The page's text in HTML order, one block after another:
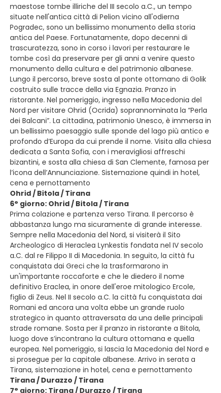
maestose tombe illiriche del III secolo a.C., un tempo
situate nell'antica città di Pelion vicino all'odierna
Pogradec, sono un bellissimo monumento della storia
antica del Paese. Fortunatamente, dopo decenni di
trascuratezza, sono in corso i lavori per restaurare le
tombe così da preservare per gli anni a venire questo
monumento della cultura e del patrimonio albanese.
Lungo il percorso, breve sosta al ponte ottomano di Golik
costruito sulle tracce della via Egnazia. Pranzo in
ristorante. Nel pomeriggio, ingresso nella Macedonia del
Nord per visitare Ohrid (Ocrida) soprannominata la “Perla
dei Balcani”. La cittadina, patrimonio Unesco, è immersa in
un bellissimo paesaggio sulle sponde del lago più antico e
profondo d’Europa da cui prende il nome. Visita alla chiesa
dedicata a Santa Sofia, con i meravigliosi affreschi
bizantini, e sosta alla chiesa di San Clemente, famosa per
l’icona dell’Annunciazione. Sistemazione quindi in hotel,
cena e pernottamento
Ohrid / Bitola / Tirana
6° giorno: Ohrid / Bitola / Tirana
Prima colazione e partenza verso Tirana. Il percorso è
abbastanza lungo ma sicuramente di grande interesse.
Sempre nella Macedonia del Nord, si visiterà il Sito
Archeologico di Heraclea Lynkestis fondata nel IV secolo
a.C. dal re Filippo II di Macedonia. In seguito, la città fu
conquistata dai Greci che la trasformarono in
un'importante roccaforte e che le diedero il nome
definitivo Eraclea, in onore dell'eroe mitologico Ercole,
figlio di Zeus. Nel II secolo a.C. la città fu conquistata dai
Romani ed ancora una volta ebbe un grande ruolo
strategico in quanto attraversata da una delle principali
strade romane. Sosta per il pranzo in ristorante a Bitola,
luogo dove s’incontrano la cultura ottomana e quella
europea. Nel pomeriggio, si lascia la Macedonia del Nord e
si prosegue per la capitale albanese. Arrivo in serata a
Tirana, sistemazione in hotel, cena e pernottamento
Tirana / Durazzo / Tirana
7° giorno: Tirana / Durazzo / Tirana